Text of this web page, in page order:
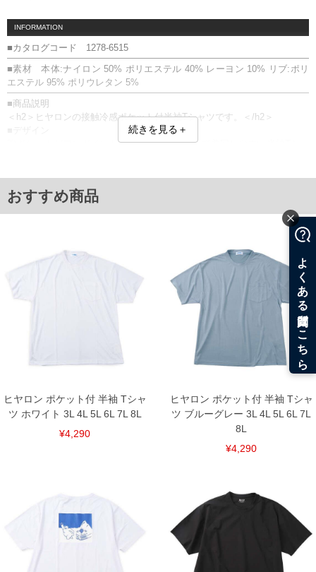
INFORMATION
■カタログコード 1278-6515
■素材 本体:ナイロン 50% ポリエステル 40% レーヨン 10% リブ:ポリ
エステル 95% ポリウレタン 5%
■商品説明
＜h2＞ヒヤロンの接触冷感ポケット付半袖Tシャツです。＜/h2＞
胸ポケットがワンポイントになった、シンプルで着回しやすい半袖Tシャ
・接触冷感素材を使用し、ひんやりとした着用感
透け感：無し
＝＝＝＝＝＝＝＝＝＝＝＝
■サイズ表
6L/160/84/160/64/27
8L/180/88/180/68/29
単位はcm
返品交換希望の方は、商品到着後1週間以内にご連絡ください。
下着(肌着)やワイシャツは商品の性質上、返品交換不可とさせて頂いております。予め
備考欄に股下●cmとご記入下さい。（裾上げ無料対象商品は1本につき税込6,000円以
上の品が対象。1本5,999円以下の商品は有料（500円+税）となります。）
出荷まで約1週間～20日間程お時間を頂く場合がございます。
尚、裾上げした商品は返品・交換不可となりますので、予めご了承下さい。
一部、お直しに対応出来ない商品がございます。(例：裾にファスナーや調節ひもが付
続きを見る＋
おすすめ商品
ヒヤロン ポケット付 半袖 Tシャ
ツ ホワイト 3L 4L 5L 6L 7L 8L
¥4,290
ヒヤロン ポケット付 半袖 Tシャ
ツ ブルーグレー 3L 4L 5L 6L 7L
8L
¥4,290